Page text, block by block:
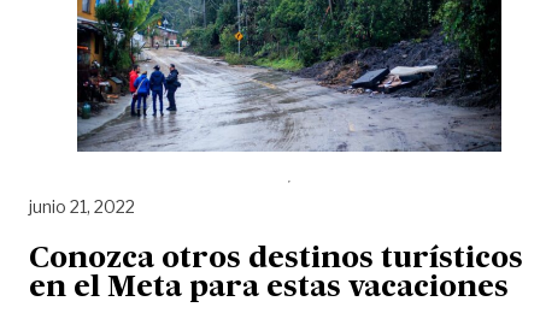
junio 21, 2022
Conozca otros destinos turísticos
en el Meta para estas vacaciones